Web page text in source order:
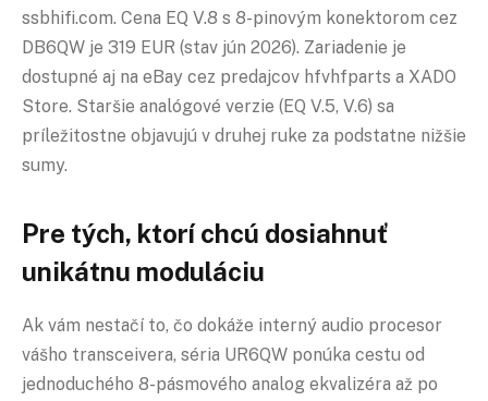
ssbhifi.com. Cena EQ V.8 s 8-pinovým konektorom cez
DB6QW je 319 EUR (stav jún 2026). Zariadenie je
dostupné aj na eBay cez predajcov hfvhfparts a XADO
Store. Staršie analógové verzie (EQ V.5, V.6) sa
príležitostne objavujú v druhej ruke za podstatne nižšie
sumy.
Pre tých, ktorí chcú dosiahnuť
unikátnu moduláciu
Ak vám nestačí to, čo dokáže interný audio procesor
vášho transceivera, séria UR6QW ponúka cestu od
jednoduchého 8-pásmového analog ekvalizéra až po